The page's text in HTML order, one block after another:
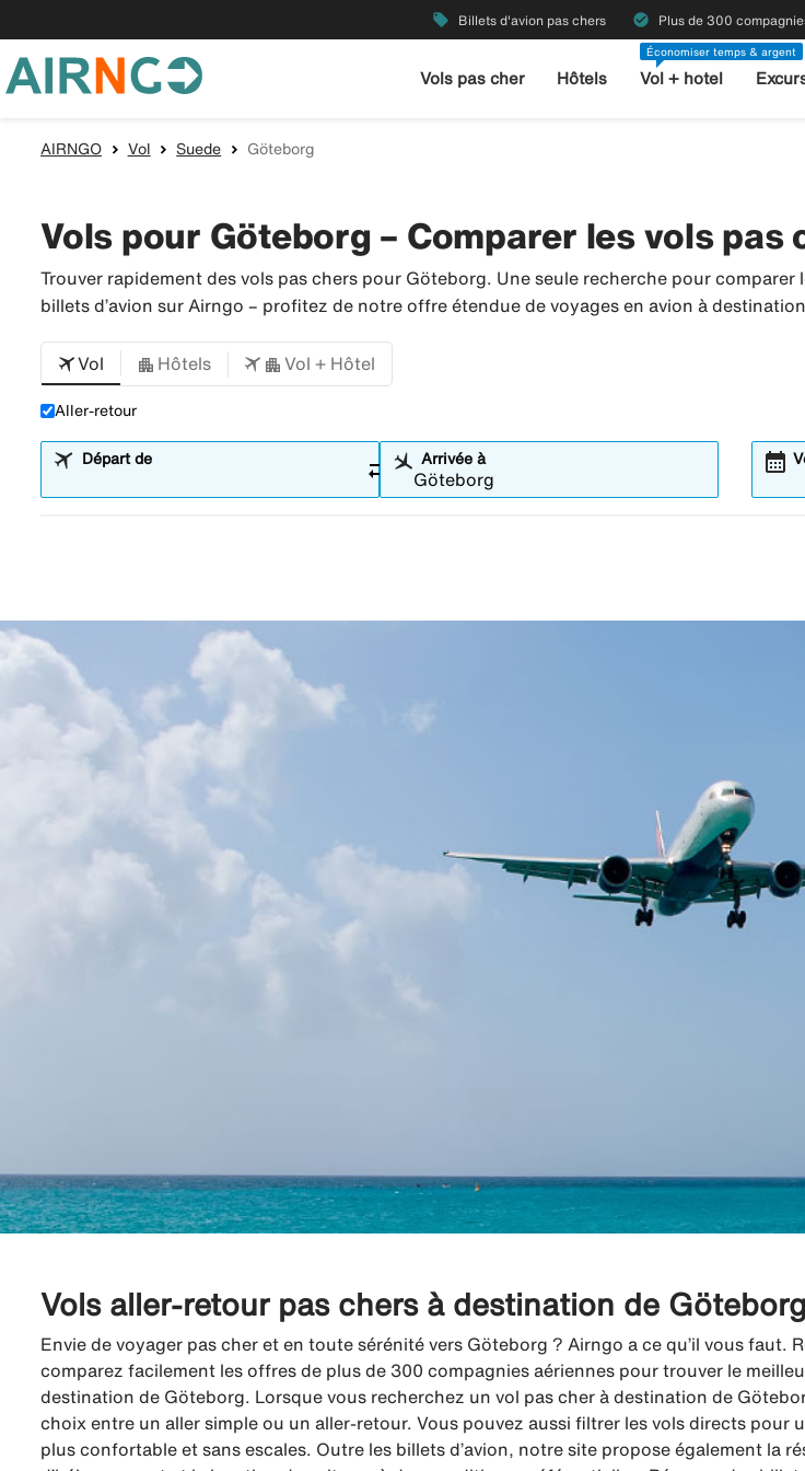
local_offer Billets d'avion pas chers check_circle Plus de 300
Vols pas cher Hôtels
Économiser temps & argent
Vol + hotel
AIRNGO Vol Suede Göteborg
Vols pour Göteborg – Comparer les vols pas
Trouver rapidement des vols pas chers pour Göteborg. Une seule recherche pour
billets d’avion sur Airngo – profitez de notre offre étendue de voyages en avion à
Vol Hôtels Vol + Hôtel
Aller-retour
Départ de sync_alt Arrivée à calendar_month
Vols aller-retour pas chers à destination de Göteborg
Envie de voyager pas cher et en toute sérénité vers Göteborg ? Airngo a ce qu’il vous faut.
comparez facilement les offres de plus de 300 compagnies aériennes pour trouver le
destination de Göteborg. Lorsque vous recherchez un vol pas cher à destination de
choix entre un aller simple ou un aller-retour. Vous pouvez aussi filtrer les vols directs pour
plus confortable et sans escales. Outre les billets d’avion, notre site propose également la